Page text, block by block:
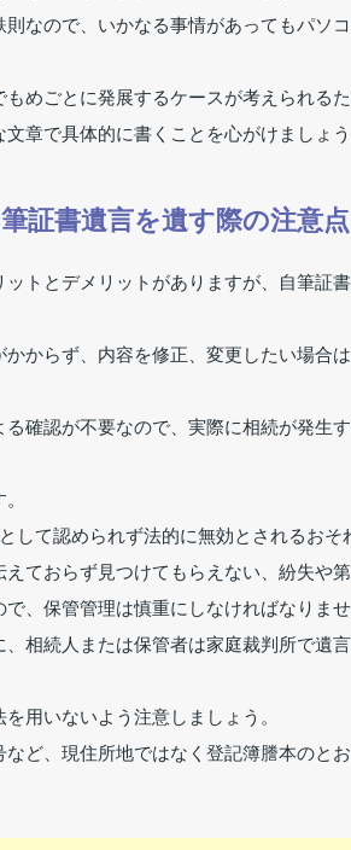
なので、いかなる事情があってもパソ
めごとに発展するケースが考えられる
章で具体的に書くことを心がけましょう
証書遺言を遺す際の注意点
トとデメリットがありますが、自筆証
からず、内容を修正、変更したい場合
確認が不要なので、実際に相続が発生
て認められず法的に無効とされるおそ
ておらず見つけてもらえない、紛失や
、保管管理は慎重にしなければなりませ
相続人または保管者は家庭裁判所で遺
用いないよう注意しましょう。
ど、現住所地ではなく登記簿謄本のと